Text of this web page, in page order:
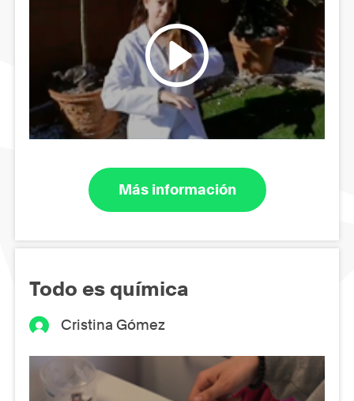
Más información
Todo es química
Cristina Gómez